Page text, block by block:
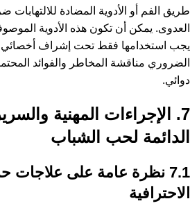
طريق الفم أو الأدوية المضادة للالتهابات
العدوى. يمكن أن تكون هذه الأدوية
يجب استخدامها فقط تحت إشراف أخصائي
الضروري مناقشة المخاطر والفوائد
دوائي.
7. الإجراءات المهنية
الدائمة لحب الشباب
7.1 نظرة عامة على
الاحترافية